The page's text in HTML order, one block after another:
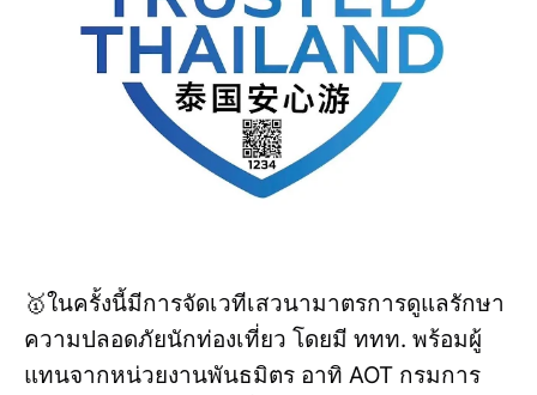
🥇ในครั้งนี้มีการจัดเวทีเสวนามาตรการดูแลรักษา
ความปลอดภัยนักท่องเที่ยว โดยมี ททท. พร้อมผู้
แทนจากหน่วยงานพันธมิตร อาทิ AOT กรมการ